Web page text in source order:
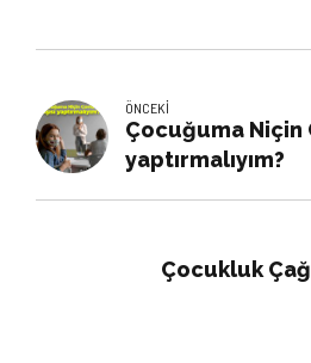
ÖNCEKI
Çocuğuma Niçin
yaptırmalıyım?
Çocukluk